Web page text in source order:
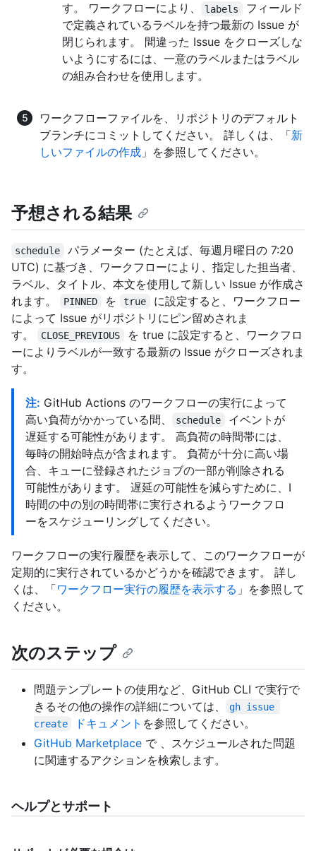
す。 ワークフローにより、
labels
フィールド
で定義されているラベルを持つ最新の Issue が
閉じられます。 間違った Issue をクローズしな
いようにするには、一意のラベルまたはラベル
の組み合わせを使用します。
ワークフローファイルを、リポジトリのデフォルト
ブランチにコミットしてください。 詳しくは、「新
しいファイルの作成 」を参照してください。
予想される結果
schedule
パラメーター (たとえば、毎週月曜日の 7:20
UTC) に基づき、ワークフローにより、指定した担当者、
ラベル、タイトル、本文を使用して新しい Issue が作成さ
れます。
PINNED を true
に設定すると、ワークフロー
によって Issue がリポジトリにピン留めされま
す。
CLOSE_PREVIOUS
を true に設定すると、ワークフロ
ーによりラベルが一致する最新の Issue がクローズされま
す。
注: GitHub Actions のワークフローの実行によって
高い負荷がかかっている間、
schedule
イベントが
遅延する可能性があります。 高負荷の時間帯には、
毎時の開始時点が含まれます。 負荷が十分に高い場
合、キューに登録されたジョブの一部が削除される
可能性があります。 遅延の可能性を減らすために、Ⅰ
時間の中の別の時間帯に実行されるようワークフロ
ーをスケジューリングしてください。
ワークフローの実行履歴を表示して、このワークフローが
定期的に実行されているかどうかを確認できます。 詳し
くは、「ワークフロー実行の履歴を表示する 」を参照して
ください。
次のステップ
問題テンプレートの使用など、GitHub CLI で実行で
きるその他の操作の詳細については、
gh issue
create
ドキュメント を参照してください。
GitHub Marketplace で 、スケジュールされた問題
に関連するアクションを検索します。
ヘルプとサポート